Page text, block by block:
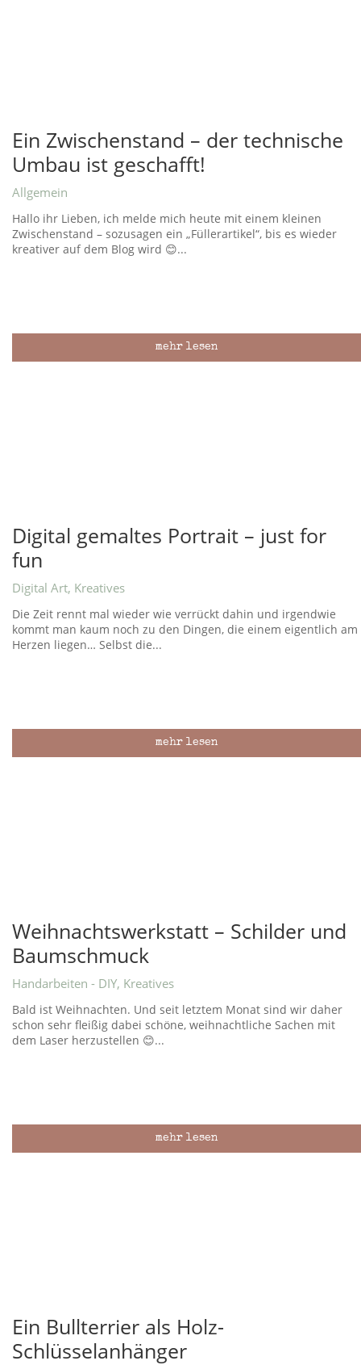
Ein Zwischenstand – der technische
Umbau ist geschafft!
Allgemein
Hallo ihr Lieben, ich melde mich heute mit einem kleinen
Zwischenstand – sozusagen ein „Füllerartikel“, bis es wieder
kreativer auf dem Blog wird 😊...
mehr lesen
Digital gemaltes Portrait – just for
fun
Digital Art, Kreatives
Die Zeit rennt mal wieder wie verrückt dahin und irgendwie
kommt man kaum noch zu den Dingen, die einem eigentlich am
Herzen liegen… Selbst die...
mehr lesen
Weihnachtswerkstatt – Schilder und
Baumschmuck
Handarbeiten - DIY, Kreatives
Bald ist Weihnachten. Und seit letztem Monat sind wir daher
schon sehr fleißig dabei schöne, weihnachtliche Sachen mit
dem Laser herzustellen 😊...
mehr lesen
Ein Bullterrier als Holz-
Schlüsselanhänger